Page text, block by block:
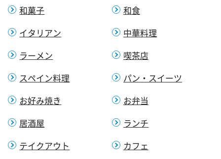
和菓子
和食
イタリアン
中華料理
ラーメン
喫茶店
スペイン料理
パン・スイーツ
お好み焼き
お弁当
居酒屋
ランチ
テイクアウト
カフェ